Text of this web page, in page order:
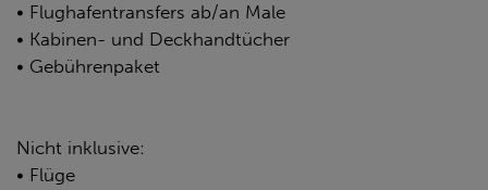
• Flughafentransfers ab/an Male
• Kabinen- und Deckhandtücher
• Gebührenpaket
Nicht inklusive:
• Flüge